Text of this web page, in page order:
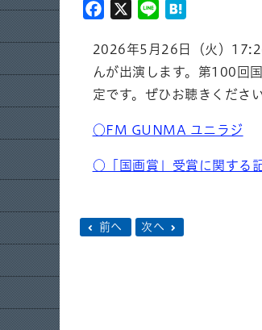
Facebook
X Line
2026年5月26日（火）
んが出演します。第100回
定です。ぜひお聴きください
○FM GUNMA ユニラジ
○「国画賞」受賞に関する
前へ 次へ